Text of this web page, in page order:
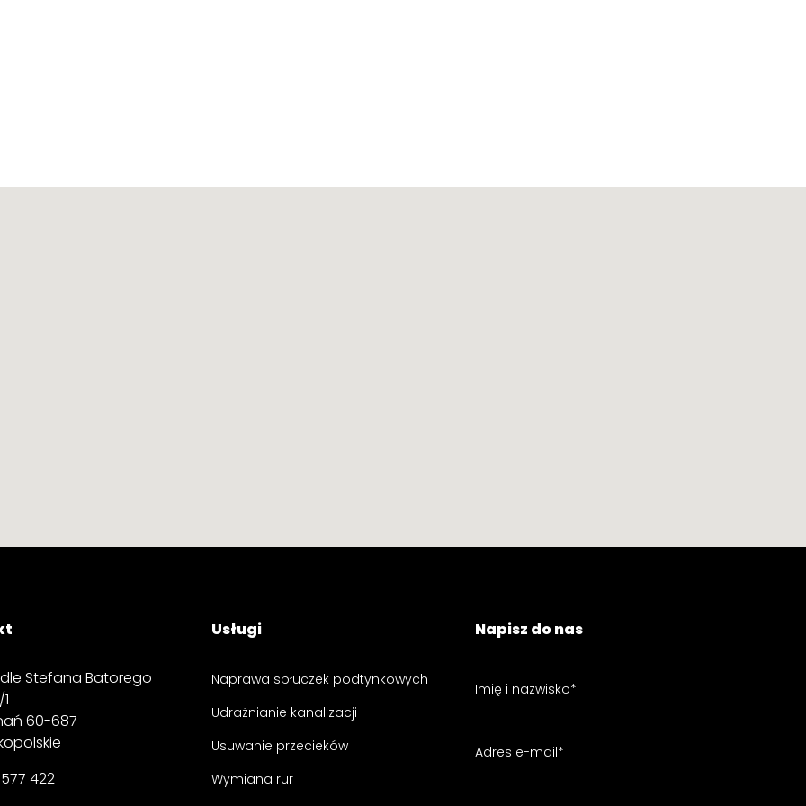
Stefana Batorego
60-687
422
Usługi
Naprawa spłuczek podtynkowych
Udrażnianie kanalizacji
Usuwanie przecieków
Wymiana rur
Napisz do nas